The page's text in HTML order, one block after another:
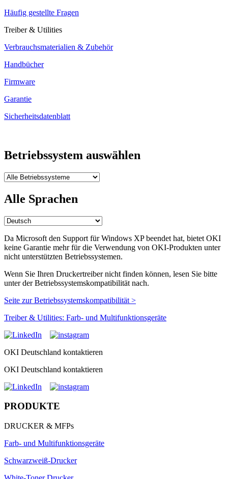
Häufig gestellte Fragen
Treiber & Utilities
Verbrauchsmaterialien & Zubehör
Handbücher
Firmware
Garantie
Sicherheitsdatenblatt
Betriebssystem auswählen
Alle Sprachen
Da Microsoft den Support für Windows XP beendet hat, bietet OKI
keine Garantie mehr für die Verwendung von OKI-Produkten unter
nicht unterstützten Betriebssystemen.
Wenn Sie Ihren Druckertreiber nicht finden können, lesen Sie bitte
unter der Betriebssystemskompatibilität nach.
Seite zur Betriebssystemskompatibilität >
Treiber & Utilities: Farb- und Multifunktionsgeräte
OKI Deutschland kontaktieren
OKI Deutschland kontaktieren
PRODUKTE
DRUCKER & MFPs
Farb- und Multifunktionsgeräte
Schwarzweiß-Drucker